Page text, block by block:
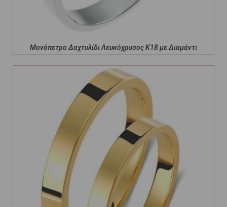
Μονόπετρο Δαχτυλίδι Λευκόχρυσος Κ18 με Διαμάντι